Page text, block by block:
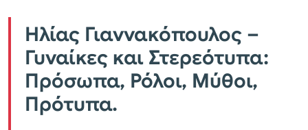
Ηλίας Γιαννακόπουλος –
Γυναίκες και Στερεότυπα:
Πρόσωπα, Ρόλοι, Μύθοι,
Πρότυπα.